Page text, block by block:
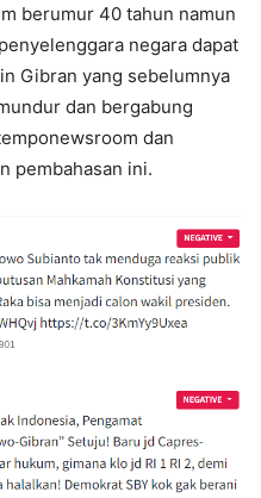
berumur 40 tahun namun
negara dapat
Gibran yang sebelumnya
dan bergabung
dan
pembahasan ini.